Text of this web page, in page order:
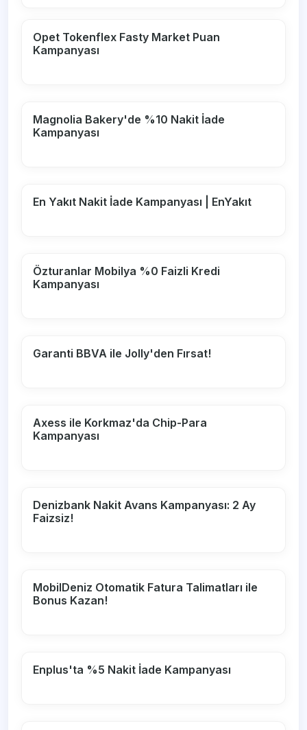
Opet Tokenflex Fasty Market Puan
Kampanyası
Magnolia Bakery'de %10 Nakit İade
Kampanyası
En Yakıt Nakit İade Kampanyası | EnYakıt
Özturanlar Mobilya %0 Faizli Kredi
Kampanyası
Garanti BBVA ile Jolly'den Fırsat!
Axess ile Korkmaz'da Chip-Para
Kampanyası
Denizbank Nakit Avans Kampanyası: 2 Ay
Faizsiz!
MobilDeniz Otomatik Fatura Talimatları ile
Bonus Kazan!
Enplus'ta %5 Nakit İade Kampanyası